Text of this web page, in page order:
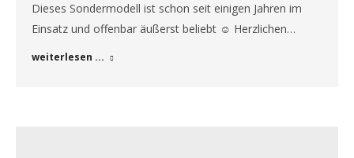
Dieses Sondermodell ist schon seit einigen Jahren im
Einsatz und offenbar äußerst beliebt ☺ Herzlichen…
weiterlesen ...